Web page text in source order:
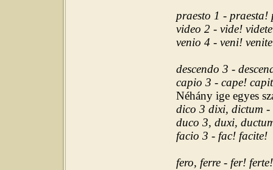
praesto 1 - praesta!
video 2 - vide!
venio 4 - veni!
descendo 3 -
capio 3 - cape!
Néhány ige egyes
dico 3 dixi, dictum -
duco 3, duxi,
facio 3 - fac! facite!
fero, ferre - fer! ferte!